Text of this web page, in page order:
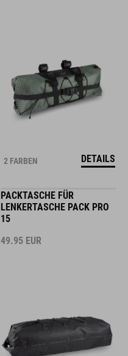
2 FARBEN DETAILS
PACKTASCHE FÜR
LENKERTASCHE PACK PRO
15
49.95 EUR